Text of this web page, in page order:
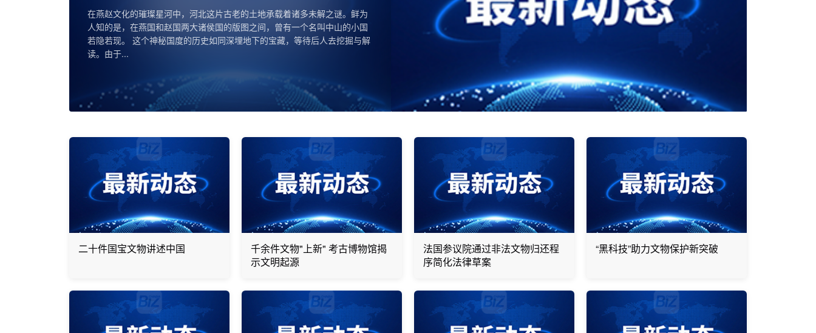
近日，法国参议院审议通过了一项重要法律草案，该法案旨在优化非法获取
外国文物的返还流程。据悉，这项法案文本经过议会两院的充分协商后已获
得通过。 此次通过的法律草案是法国文化遗产保护领域的一项重要进展。它
二十件国宝文物讲述中国
千余件文物"上新" 考古博物馆揭
示文明起源
法国参议院通过非法文物归还程
序简化法律草案
“黑科技”助力文物保护新突破